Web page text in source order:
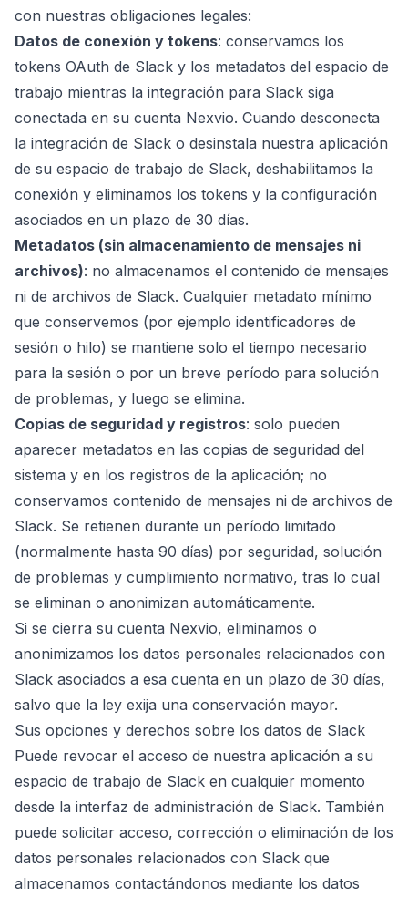
con nuestras obligaciones legales:
Datos de conexión y tokens: conservamos los
tokens OAuth de Slack y los metadatos del espacio de
trabajo mientras la integración para Slack siga
conectada en su cuenta Nexvio. Cuando desconecta
la integración de Slack o desinstala nuestra aplicación
de su espacio de trabajo de Slack, deshabilitamos la
conexión y eliminamos los tokens y la configuración
asociados en un plazo de 30 días.
Metadatos (sin almacenamiento de mensajes ni
archivos): no almacenamos el contenido de mensajes
ni de archivos de Slack. Cualquier metadato mínimo
que conservemos (por ejemplo identificadores de
sesión o hilo) se mantiene solo el tiempo necesario
para la sesión o por un breve período para solución
de problemas, y luego se elimina.
Copias de seguridad y registros: solo pueden
aparecer metadatos en las copias de seguridad del
sistema y en los registros de la aplicación; no
conservamos contenido de mensajes ni de archivos de
Slack. Se retienen durante un período limitado
(normalmente hasta 90 días) por seguridad, solución
de problemas y cumplimiento normativo, tras lo cual
se eliminan o anonimizan automáticamente.
Si se cierra su cuenta Nexvio, eliminamos o
anonimizamos los datos personales relacionados con
Slack asociados a esa cuenta en un plazo de 30 días,
salvo que la ley exija una conservación mayor.
Sus opciones y derechos sobre los datos de Slack
Puede revocar el acceso de nuestra aplicación a su
espacio de trabajo de Slack en cualquier momento
desde la interfaz de administración de Slack. También
puede solicitar acceso, corrección o eliminación de los
datos personales relacionados con Slack que
almacenamos contactándonos mediante los datos